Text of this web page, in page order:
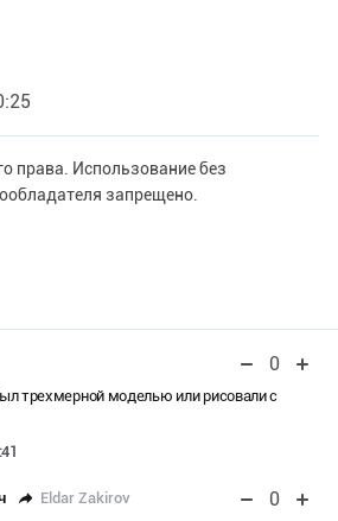
права. Использование без
запрещено.
0
трехмерной моделью или рисовали с
Eldar Zakirov 0